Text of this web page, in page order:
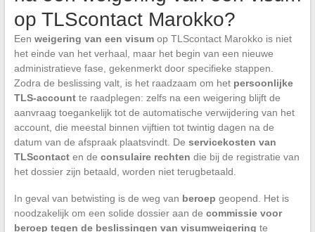
op TLScontact Marokko?
Een weigering van een visumop TLScontact Marokko is niet
het einde van het verhaal, maar het begin van een nieuwe
administratieve fase, gekenmerkt door specifieke stappen.
Zodra de beslissing valt, is het raadzaam om het persoonlijke
TLS-accountte raadplegen: zelfs na een weigering blijft de
aanvraag toegankelijk tot de automatische verwijdering van het
account, die meestal binnen vijftien tot twintig dagen na de
datum van de afspraak plaatsvindt. De servicekosten van
TLScontacten de consulaire rechten die bij de registratie van
het dossier zijn betaald, worden niet terugbetaald.
In geval van betwisting is de weg van beroep geopend. Het is
noodzakelijk om een solide dossier aan de commissie voor
beroep tegen de beslissingen van visumweigering te